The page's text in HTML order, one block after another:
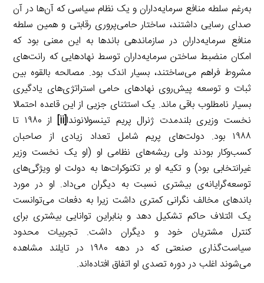
به‌رغم سلطه منافع سرمایه‌داران و یک نظام سیاسی که آن‌ها در آن
صدای رسایی داشتند، ساختار حامی‌پروری رقابتی و همین سلطه
منافع سرمایه‌داران در سازماندهی باندها به این معنی بود که
امکان منضبط ساختن سرمایه‌داران توسط نهادهایی که رانت‌های
مشروط فراهم می‌ساختند، بسیار اندک بود. مصالحه بالقوه بین
ثبات و توسعه پیش‌روی نهادهای حامی استراتژی‌های یادگیری
بسیار نامطلوب باقی ماند. یک استثنای جزیی از این قاعده احتمالا
نخست وزیری بلندمدت ژنرال پریم تینسولانوندا[ii]
از ۱۹۸۰ تا
۱۹۸۸ بود. دولت‌های پریم شامل تعداد زیادی از صاحبان
کسب‌وکار بودند ولی ریشه‌های نظامی او (او یک نخست وزیر
غیرانتخابی بود) و تکیه او بر تکنوکرات‌ها به دولت او ویژگی‌های
توسعه‌گرایانه‌ی بیشتری نسبت به دیگران می‌داد. او در مورد
باندهای مخالف نگرانی کمتری داشت زیرا به دفعات می‌توانست
یک ائتلاف حاکم تشکیل دهد و بنابراین توانایی بیشتری برای
کنترل مشتریان خود و دیگران داشت. تجربیات محدود
سیاست‌گذاری صنعتی که در دهه ۱۹۸۰ در تایلند مشاهده
می‌شوند اغلب در دوره تصدی او اتفاق افتاده‌اند.